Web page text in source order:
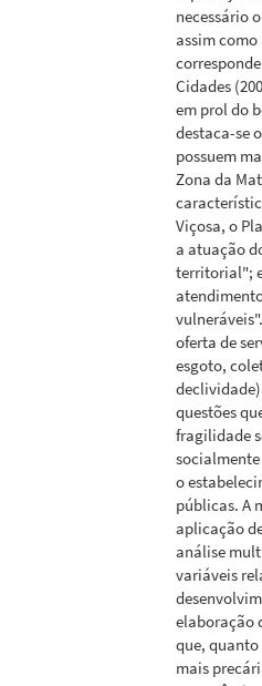
necessário
assim
Cidades
em prol do
destaca-se
possuem
Zona da
Viçosa, o
a atuação
territorial";
oferta de
esgoto,
questões
fragilidade
o
públicas. A
aplicação
análise
variáveis
elaboração
que, quanto
mais